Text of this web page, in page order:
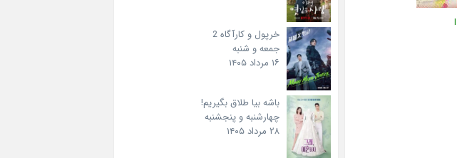
خرپول و کارآگاه 2
جمعه و شنبه
۱۶ مرداد ۱۴۰۵
باشه بیا طلاق بگیریم!
چهارشنبه و پنجشنبه
۲۸ مرداد ۱۴۰۵